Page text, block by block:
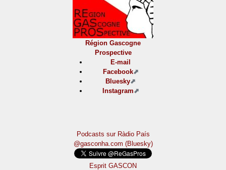
Région Gascogne
Prospective
E-mail
Facebook
Bluesky
Instagram
Podcasts sur Ràdio País
@gasconha.com (Bluesky)
Esprit GASCON